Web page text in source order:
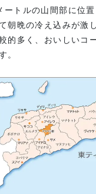
トルの山間部に位置
朝晩の冷え込みが激
的多く、おいしいコ
。